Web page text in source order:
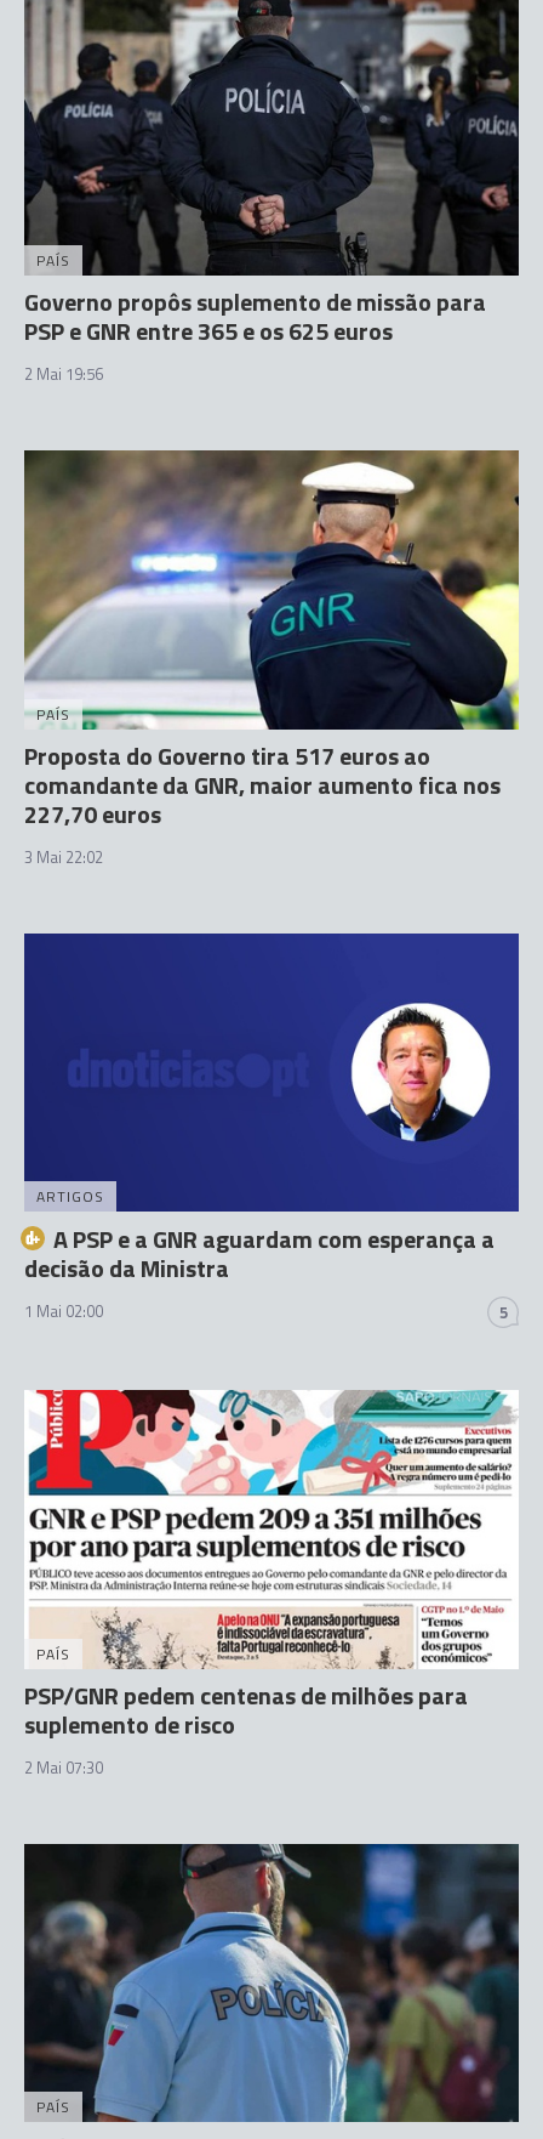
PAÍS
Governo propôs suplemento de missão para
PSP e GNR entre 365 e os 625 euros
2 Mai 19:56
PAÍS
Proposta do Governo tira 517 euros ao
comandante da GNR, maior aumento fica nos
227,70 euros
3 Mai 22:02
ARTIGOS
A PSP e a GNR aguardam com esperança a
decisão da Ministra
1 Mai 02:00 5
PAÍS
PSP/GNR pedem centenas de milhões para
suplemento de risco
2 Mai 07:30
PAÍS